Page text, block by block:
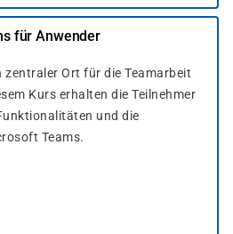
für Anwender
zentraler Ort für die Teamarbeit
Kurs erhalten die Teilnehmer
und die
Teams.